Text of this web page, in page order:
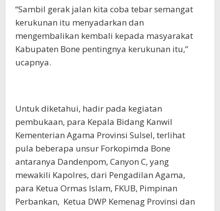
“Sambil gerak jalan kita coba tebar semangat
kerukunan itu menyadarkan dan
mengembalikan kembali kepada masyarakat
Kabupaten Bone pentingnya kerukunan itu,”
ucapnya.
Untuk diketahui, hadir pada kegiatan
pembukaan, para Kepala Bidang Kanwil
Kementerian Agama Provinsi Sulsel, terlihat
pula beberapa unsur Forkopimda Bone
antaranya Dandenpom, Canyon C, yang
mewakili Kapolres, dari Pengadilan Agama,
para Ketua Ormas Islam, FKUB, Pimpinan
Perbankan, Ketua DWP Kemenag Provinsi dan